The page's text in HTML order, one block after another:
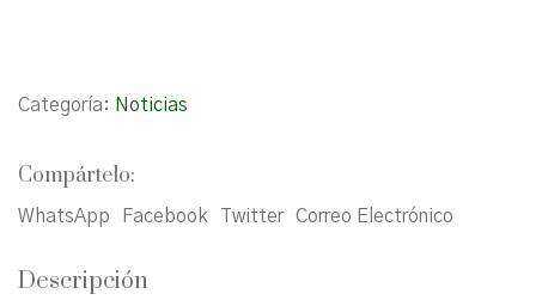
Categoría: Noticias
Compártelo:
WhatsApp Facebook Twitter Correo Electrónico
Descripción